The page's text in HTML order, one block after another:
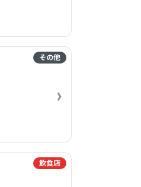
その他
›
飲食店